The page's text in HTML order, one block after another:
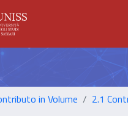
in Volume 2.1